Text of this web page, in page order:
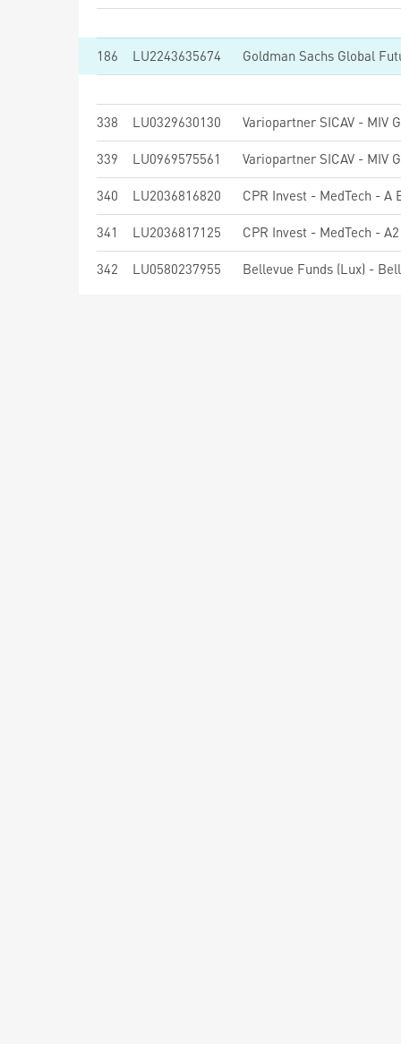
186 LU2243635674
338 LU0329630130 Variopartner SICAV - MIV
339 LU0969575561 Variopartner SICAV - MIV
340 LU2036816820 CPR Invest - MedTech - A
341 LU2036817125 CPR Invest - MedTech -
342 LU0580237955